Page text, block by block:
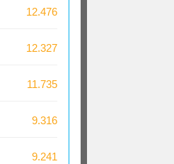
12.476
12.327
11.735
9.316
9.241